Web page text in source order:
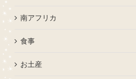
南アフリカ
食事
お土産